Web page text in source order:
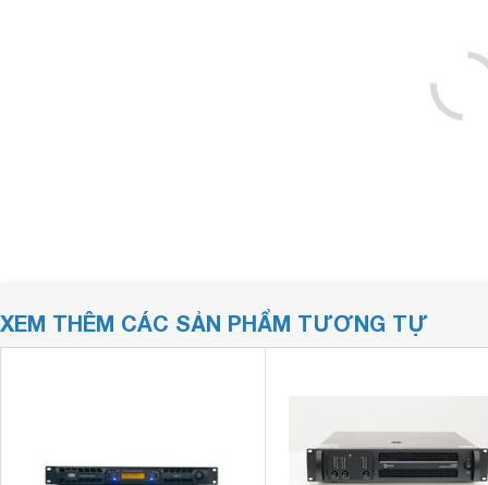
XEM THÊM CÁC SẢN PHẨM TƯƠNG TỰ